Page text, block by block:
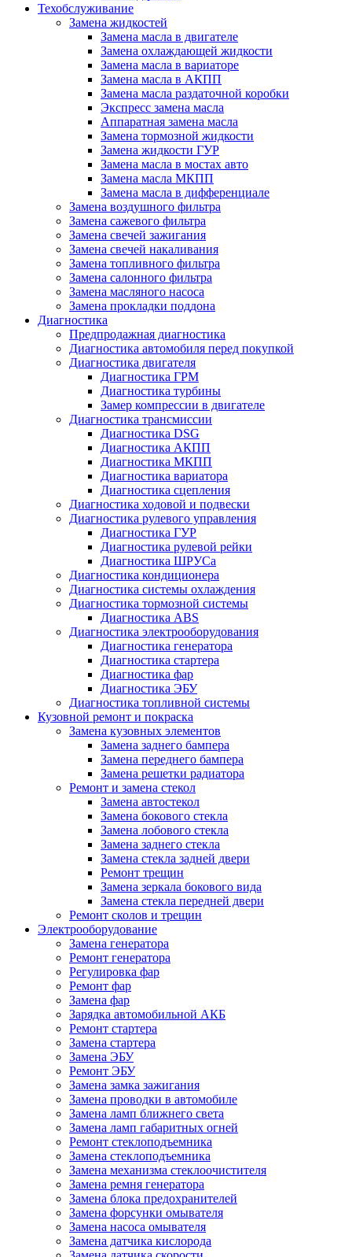
Техобслуживание
Замена жидкостей
Замена масла в двигателе
Замена охлаждающей жидкости
Замена масла в вариаторе
Замена масла в АКПП
Замена масла раздаточной коробки
Экспресс замена масла
Аппаратная замена масла
Замена тормозной жидкости
Замена жидкости ГУР
Замена масла в мостах авто
Замена масла МКПП
Замена масла в дифференциале
Замена воздушного фильтра
Замена сажевого фильтра
Замена свечей зажигания
Замена свечей накаливания
Замена топливного фильтра
Замена салонного фильтра
Замена масляного насоса
Замена прокладки поддона
Диагностика
Предпродажная диагностика
Диагностика автомобиля перед покупкой
Диагностика двигателя
Диагностика ГРМ
Диагностика турбины
Замер компрессии в двигателе
Диагностика трансмиссии
Диагностика DSG
Диагностика АКПП
Диагностика МКПП
Диагностика вариатора
Диагностика сцепления
Диагностика ходовой и подвески
Диагностика рулевого управления
Диагностика ГУР
Диагностика рулевой рейки
Диагностика ШРУСа
Диагностика кондиционера
Диагностика системы охлаждения
Диагностика тормозной системы
Диагностика ABS
Диагностика электрооборудования
Диагностика генератора
Диагностика стартера
Диагностика фар
Диагностика ЭБУ
Диагностика топливной системы
Кузовной ремонт и покраска
Замена кузовных элементов
Замена заднего бампера
Замена переднего бампера
Замена решетки радиатора
Ремонт и замена стекол
Замена автостекол
Замена бокового стекла
Замена лобового стекла
Замена заднего стекла
Замена стекла задней двери
Ремонт трещин
Замена зеркала бокового вида
Замена стекла передней двери
Ремонт сколов и трещин
Электрооборудование
Замена генератора
Ремонт генератора
Регулировка фар
Ремонт фар
Замена фар
Зарядка автомобильной АКБ
Ремонт стартера
Замена стартера
Замена ЭБУ
Ремонт ЭБУ
Замена замка зажигания
Замена проводки в автомобиле
Замена ламп ближнего света
Замена ламп габаритных огней
Ремонт стеклоподъемника
Замена стеклоподъемника
Замена механизма стеклоочистителя
Замена ремня генератора
Замена блока предохранителей
Замена форсунки омывателя
Замена насоса омывателя
Замена датчика кислорода